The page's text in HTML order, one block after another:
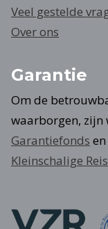
Veel gestelde
Over ons
Garantie
Om de
waarborgen, zijn
Garantiefonds
Kleinschalige